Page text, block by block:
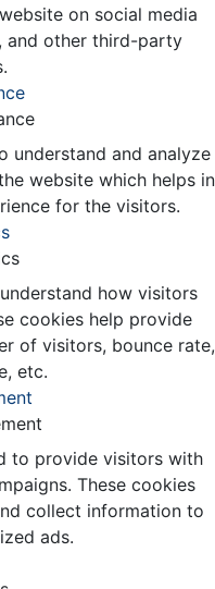
on social media
and other third-party
understand and analyze
website which helps in
for the visitors.
how visitors
cookies help provide
of visitors, bounce rate,
etc.
to provide visitors with
These cookies
collect information to
ads.